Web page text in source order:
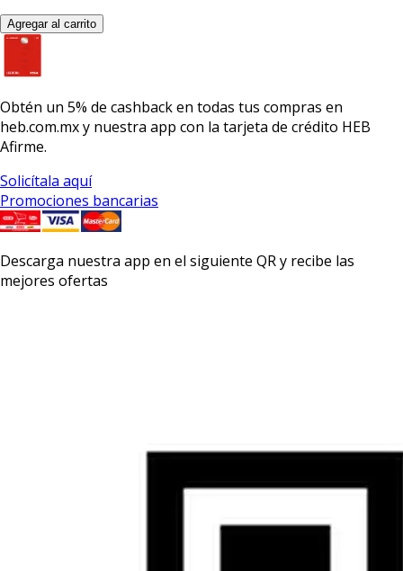
Agregar al carrito
Obtén un 5% de cashbacken todas tus compras en
heb.com.mx y nuestra app con la tarjeta de crédito HEB
Afirme.
Solicítala aquí
Promociones bancarias
Descarga nuestra app en el siguiente QR y recibe las
mejores ofertas